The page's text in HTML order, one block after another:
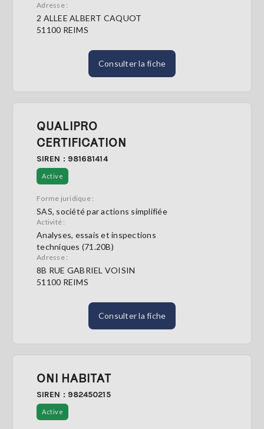
Adresse :
2 ALLEE ALBERT CAQUOT
51100 REIMS
Consulter la fiche
QUALIPRO
CERTIFICATION
SIREN : 981681414
Active
Forme juridique :
SAS, société par actions simplifiée
Activité :
Analyses, essais et inspections
techniques (71.20B)
Adresse :
8B RUE GABRIEL VOISIN
51100 REIMS
Consulter la fiche
ONI HABITAT
SIREN : 982450215
Active